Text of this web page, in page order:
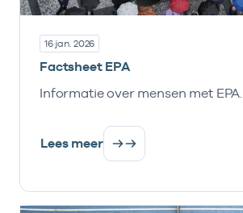
16 jan. 2026
Factsheet EPA
Informatie over mensen met EPA.
Lees meer